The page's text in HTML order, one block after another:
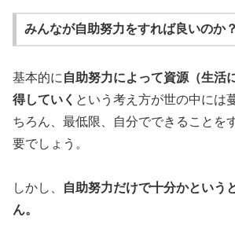
みんなが自助努力をすれば良いのか？
基本的に 自助努力によって資源（生活
得していく という考え方が世の中には
ちろん、最低限、自分でできることを
要でしょう。
しかし、
自助努力だけで十分かという
ん。